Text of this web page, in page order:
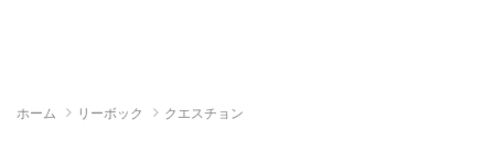
ホーム リーボック クエスチョン